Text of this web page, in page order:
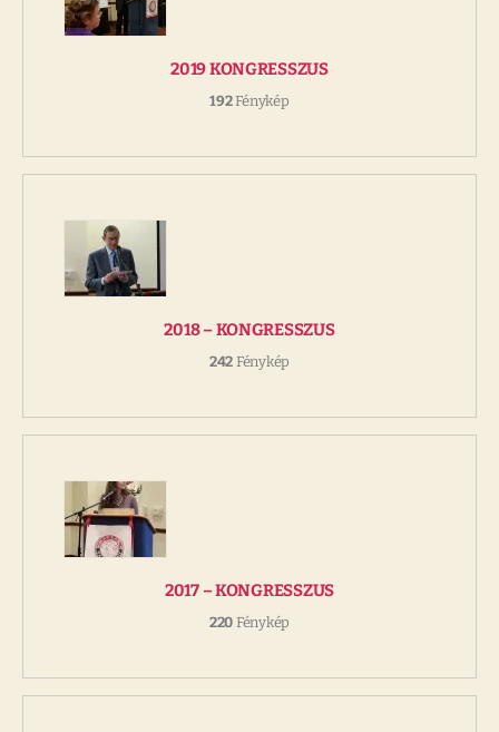
2019 KONGRESSZUS
192Fénykép
2018 – KONGRESSZUS
242 Fénykép
2017 – KONGRESSZUS
220 Fénykép